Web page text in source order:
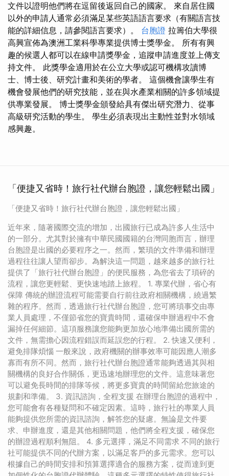
文件以證明他們將在逗留後返回自己的國家。 來自居住國
以外的申請人通常必須滿足某些英語語言要求（有關語言技
能的詳細信息，請參閱語言要求）。 台胞證 拉籌伯大學很
高興宣佈為澳洲工業科學專業提供博士獎學金。 所有有興
趣的候選人都可以在線申請獎學金，追蹤申請進度並上傳支
持文件。 此獎學金適用於在公立大學或認可機構攻讀博
士、博士後、研究計畫和美術的學者。 這個機會讓學生有
機會發展他們的研究技能，並在與水產業相關的許多領域提
供專業發展。 博士獎學金頒發給具有傑出研究潛力、從事
高級研究活動的學生。 學生必須表現出主動性並對水領域
感興趣。
「便捷又省時！旅行社代辦台胞證，讓您輕鬆出國」
「便捷又省時！旅行社代辦台胞證，讓您輕鬆出國」
近年來，隨著國際交流的增加，出國旅行已成為許多人生活中
的一部分。尤其對於擁有中華民國國籍的台灣同胞而言，辦理
台胞證是出國的必要程序之一。然而，繁瑣的文件準備和辦理
過程往往讓人望而卻步。為解決這一問題，越來越多的旅行社
提供了「旅行社代辦台胞證」的便民服務，為您省去了瑣碎的
流程，讓您更輕鬆、更快速地踏上旅程。 1. 專業代辦，省心有
保障 傳統的辦證流程可能需要自行前往政府相關機構，繞過繁
雜的程序。然而，透過旅行社代辦台胞證，您可將瑣事交由專
業人員處理，不僅節省您的寶貴時間，還確保申辦過程中不會
漏掉任何細節。這項服務讓您能夠更加放心地準備出國所需的
文件，無需擔心因流程錯誤而延誤您的行程。 2. 快速又便利，
避免排隊煩惱 一般來說，政府機關的辦事效率可能因應人潮多
寡而有所不同。然而，旅行社代辦台胞證通常能夠透過其與相
關機構的良好合作關係，更迅速地辦理您的文件。這意味著您
可以避免長時間的排隊等候，將更多寶貴的時間留給您旅途的
規劃和準備。 3. 資訊諮詢，全程支援 在辦理台胞證的過程中，
您可能會有各種疑問和不確定因素。這時，旅行社的專業人員
能夠提供您所需的資訊諮詢，解答您的疑慮。無論是文件要
求、申辦進度，還是其他相關問題，他們將全程支援，確保您
的辦證過程順利無阻。 4. 多元選擇，滿足不同需求 不同的旅行
社可能提供不同的代辦方案，以滿足客戶的多元需求。您可以
根據自己的時間安排和預算選擇適合的服務方案，從而達到更